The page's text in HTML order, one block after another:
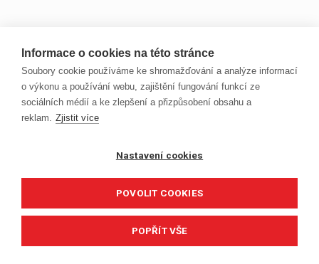
Informace o cookies na této stránce
Soubory cookie používáme ke shromažďování a analýze informací
o výkonu a používání webu, zajištění fungování funkcí ze
sociálních médií a ke zlepšení a přizpůsobení obsahu a
reklam. Zjistit více
Nastavení cookies
POVOLIT COOKIES
POPŘÍT VŠE